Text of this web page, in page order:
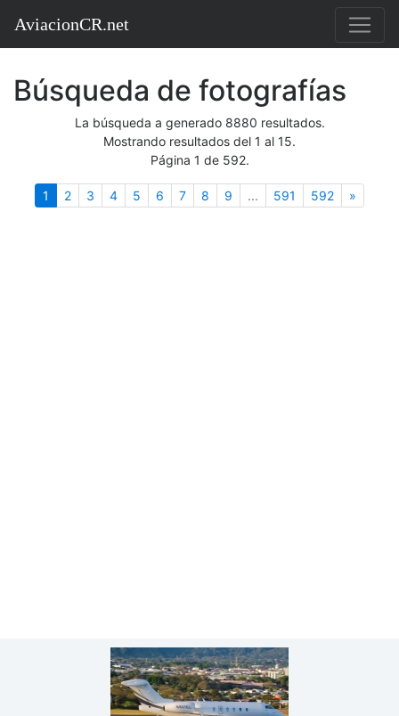
AviacionCR.net
Búsqueda de fotografías
La búsqueda a generado 8880 resultados.
Mostrando resultados del 1 al 15.
Página 1 de 592.
1 (actual)
2 3 4 5 6 7 8 9 ... 591 592 »